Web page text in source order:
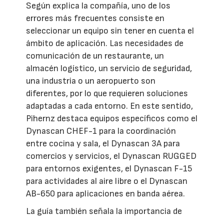
Según explica la compañía, uno de los
errores más frecuentes consiste en
seleccionar un equipo sin tener en cuenta el
ámbito de aplicación. Las necesidades de
comunicación de un restaurante, un
almacén logístico, un servicio de seguridad,
una industria o un aeropuerto son
diferentes, por lo que requieren soluciones
adaptadas a cada entorno. En este sentido,
Pihernz destaca equipos específicos como el
Dynascan CHEF-1 para la coordinación
entre cocina y sala, el Dynascan 3A para
comercios y servicios, el Dynascan RUGGED
para entornos exigentes, el Dynascan F-15
para actividades al aire libre o el Dynascan
AB-650 para aplicaciones en banda aérea.
La guía también señala la importancia de